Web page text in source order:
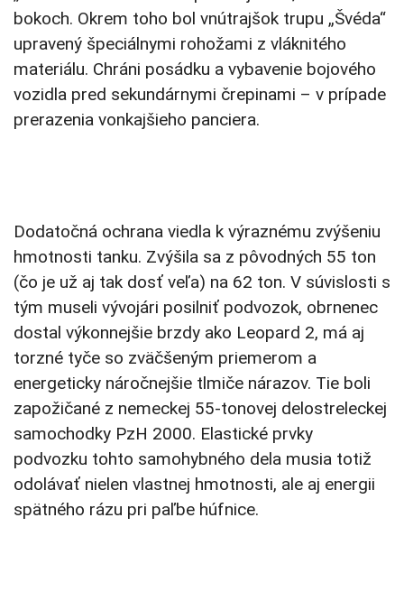
bokoch. Okrem toho bol vnútrajšok trupu „Švéda“
upravený špeciálnymi rohožami z vláknitého
materiálu. Chráni posádku a vybavenie bojového
vozidla pred sekundárnymi črepinami – v prípade
prerazenia vonkajšieho panciera.
Dodatočná ochrana viedla k výraznému zvýšeniu
hmotnosti tanku. Zvýšila sa z pôvodných 55 ton
(čo je už aj tak dosť veľa) na 62 ton. V súvislosti s
tým museli vývojári posilniť podvozok, obrnenec
dostal výkonnejšie brzdy ako Leopard 2, má aj
torzné tyče so zväčšeným priemerom a
energeticky náročnejšie tlmiče nárazov. Tie boli
zapožičané z nemeckej 55-tonovej delostreleckej
samochodky PzH 2000. Elastické prvky
podvozku tohto samohybného dela musia totiž
odolávať nielen vlastnej hmotnosti, ale aj energii
spätného rázu pri paľbe húfnice.